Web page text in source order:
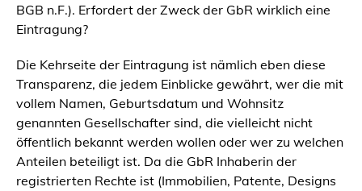
BGB n.F.). Erfordert der Zweck der GbR wirklich eine
Eintragung?
Die Kehrseite der Eintragung ist nämlich eben diese
Transparenz, die jedem Einblicke gewährt, wer die mit
vollem Namen, Geburtsdatum und Wohnsitz
genannten Gesellschafter sind, die vielleicht nicht
öffentlich bekannt werden wollen oder wer zu welchen
Anteilen beteiligt ist. Da die GbR Inhaberin der
registrierten Rechte ist (Immobilien, Patente, Designs